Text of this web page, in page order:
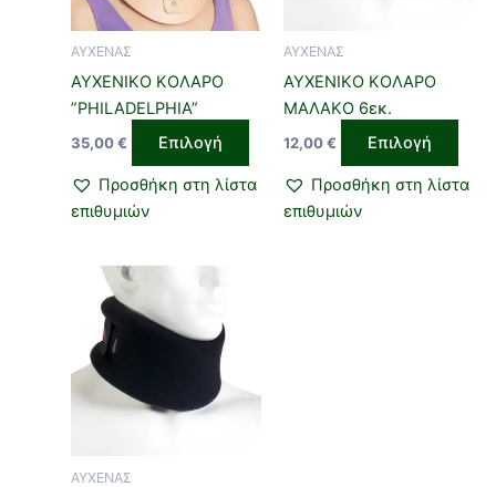
ΑΥΧΕΝΑΣ
ΑΥΧΕΝΙΚΟ ΚΟΛΑΡΟ
”PHILADELPHIA”
35,00€ Επιλογή
Οι
επιλεγούν
σελίδα
του
προϊόντος
Προσθήκη στη λίστα
επιθυμιών
ΑΥΧΕΝΑΣ
ΑΥΧΕΝΙΚΟ ΚΟΛΑΡΟ
ΜΑΛΑΚΟ 6εκ.
12,00€ Επιλογή
του
Προσθήκη στη λίστα
επιθυμιών
ΑΥΧΕΝΑΣ